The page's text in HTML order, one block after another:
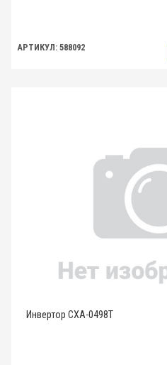
АРТИКУЛ: 588092
Инвертор CXA-0498T